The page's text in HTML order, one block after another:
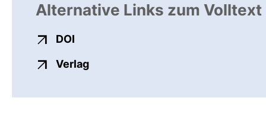
Alternative Links zum Volltext
DOI
Verlagexterner Link, öffnet neues